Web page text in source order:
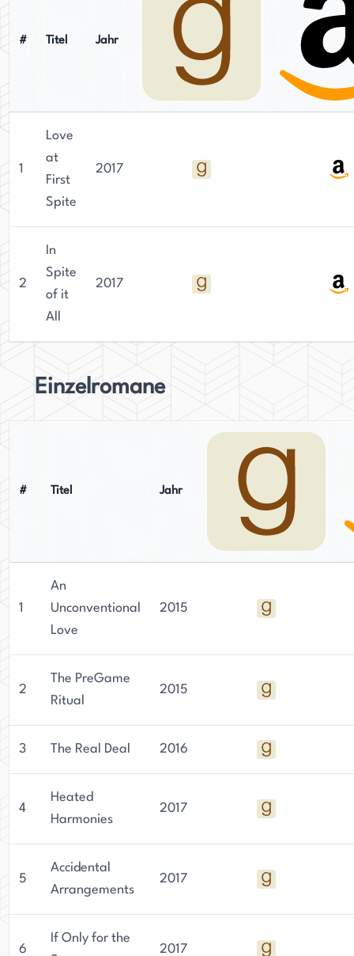
# Titel Jahr
1
Love
at
First
Spite
2017
2
In
Spite
of it
All
2017
Einzelromane
# Titel Jahr
1
An
Unconventional
Love
2015
2
The PreGame
Ritual
2015
3 The Real Deal 2016
4
Heated
Harmonies
2017
5
Accidental
Arrangements
2017
6
If Only for the
2017